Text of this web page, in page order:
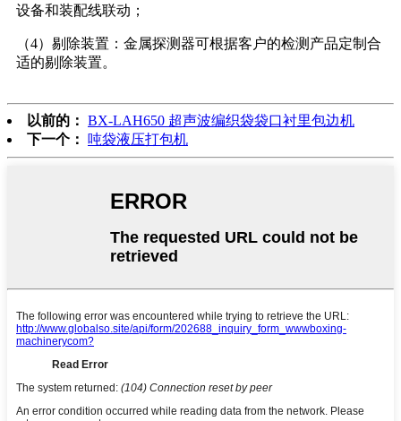
设备和装配线联动；
（4）剔除装置：金属探测器可根据客户的检测产品定制合
适的剔除装置。
以前的： BX-LAH650 超声波编织袋袋口衬里包边机
下一个：
吨袋液压打包机